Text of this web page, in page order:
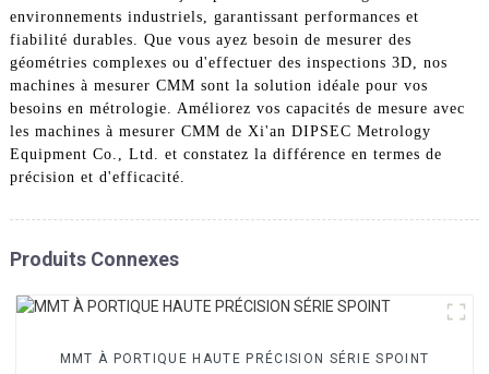
environnements industriels, garantissant performances et
fiabilité durables. Que vous ayez besoin de mesurer des
géométries complexes ou d'effectuer des inspections 3D, nos
machines à mesurer CMM sont la solution idéale pour vos
besoins en métrologie. Améliorez vos capacités de mesure avec
les machines à mesurer CMM de Xi'an DIPSEC Metrology
Equipment Co., Ltd. et constatez la différence en termes de
précision et d'efficacité.
Produits Connexes
MMT À PORTIQUE HAUTE PRÉCISION SÉRIE SPOINT